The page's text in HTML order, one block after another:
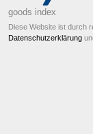
goods index
Diese Website ist durch
Datenschutzerklärung